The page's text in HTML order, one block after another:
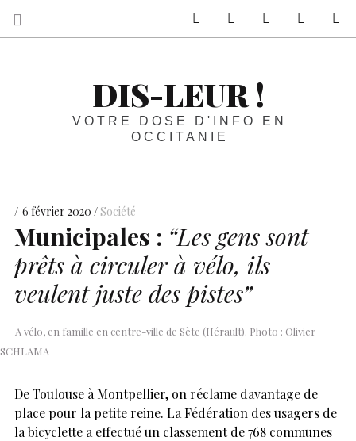
DIS-LEUR !
VOTRE DOSE D'INFO EN
OCCITANIE
6 février 2020 Société
Municipales : “Les gens sont
prêts à circuler à vélo, ils
veulent juste des pistes”
A vélo, en famille en centre-ville de Sète (Hérault). Photo : Olivier
SCHLAMA
De Toulouse à Montpellier, on réclame davantage de
place pour la petite reine. La Fédération des usagers de
la bicyclette a effectué un classement de 768 communes